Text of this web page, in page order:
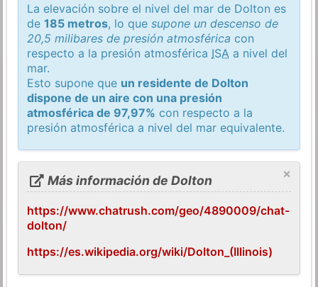
La elevación sobre el nivel del mar de Dolton es
de185 metros, lo quesupone un descenso de
20,5 milibares de presión atmosférica con
respecto a la presión atmosférica ISA a nivel del
mar.
Esto supone que un residente de Dolton
dispone de un aire con una presión
atmosférica de 97,97% con respecto a la
presión atmosférica a nivel del mar equivalente.
×
Más información de Dolton
https://www.chatrush.com/geo/4890009/chat-
dolton/
https://es.wikipedia.org/wiki/Dolton_(Illinois)